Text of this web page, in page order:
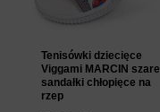
Tenisówki dziecięce
Viggami MARCIN szare
sandałki chłopięce na
rzep